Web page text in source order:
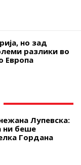
но зад
разлики во
Европа
Лупевска:
ни беше
Гордана